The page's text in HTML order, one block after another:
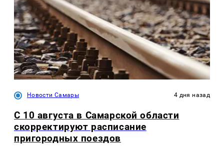
Новости Самары 4 дня назад
С 10 августа в Самарской области
скорректируют расписание
пригородных поездов